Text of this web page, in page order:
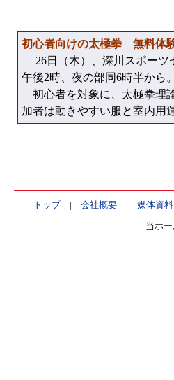
初心者向けの太極拳 無料体
26日（木）、深川スポーツ
午後2時、夜の部同6時半から。
初心者を対象に、太極拳理
加者は動きやすい服と室内用
トップ| 会社概要| 媒体資料
当ホ